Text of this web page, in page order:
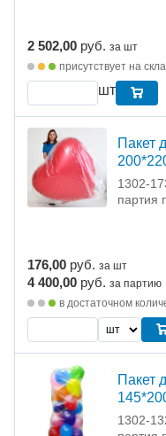
2 502,00 руб. за шт
присутствует на
шт
Пакет
1302-
партия
176,00 руб. за шт
4 400,00 руб. за партию
в достаточном
Пакет
1302-